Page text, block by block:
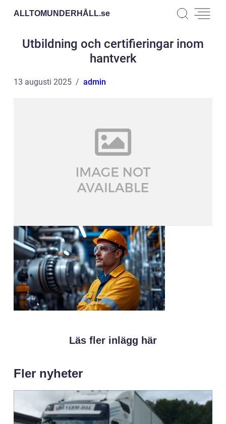
ALLTOMUNDERHÅLL.se
Utbildning och certifieringar inom
hantverk
13 augusti 2025 admin
Läs fler inlägg här
Fler nyheter